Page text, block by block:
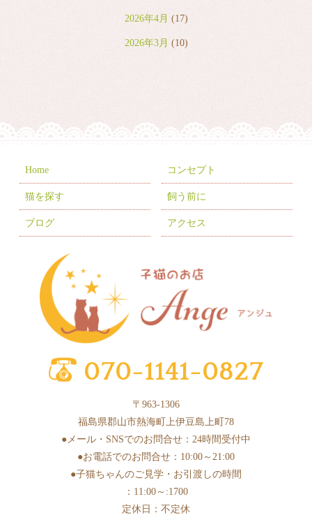
2026年4月 (17)
2026年3月 (10)
2025年10月(9)
2025年9月(2)
2025年6月(3)
(6)
2025年3月(11)
2025年1月 (2)
2024年10月(1)
2024年9月 (1)
2024年8月 (1)
2024年6月(3)
Home コンセプト
猫を探す 飼う前に
ブログ アクセス
〒963-1306
福島県郡山市熱海町上伊豆島上町78
●メール・SNSでのお問合せ：24時間受付中
●お電話でのお問合せ：10:00～21:00
●子猫ちゃんのご見学・お引渡しの時間
：11:00～:1700
定休日：不定休